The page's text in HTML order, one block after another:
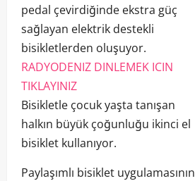
pedal çevirdiğinde ekstra güç
sağlayan elektrik destekli
bisikletlerden oluşuyor.
RADYODENIZ DINLEMEK ICIN
TIKLAYINIZ
Bisikletle çocuk yaşta tanışan
halkın büyük çoğunluğu ikinci el
bisiklet kullanıyor.
Paylaşımlı bisiklet uygulamasının